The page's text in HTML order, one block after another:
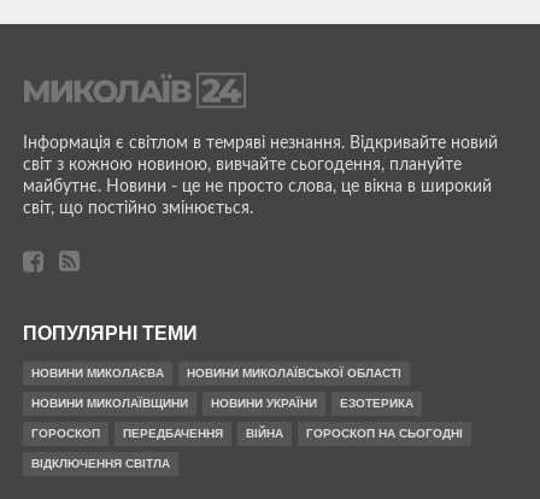
Інформація є світлом в темряві незнання. Відкривайте новий
світ з кожною новиною, вивчайте сьогодення, плануйте
майбутнє. Новини - це не просто слова, це вікна в широкий
світ, що постійно змінюється.
ПОПУЛЯРНІ ТЕМИ
НОВИНИ МИКОЛАЄВА НОВИНИ МИКОЛАЇВСЬКОЇ ОБЛАСТІ
НОВИНИ МИКОЛАЇВЩИНИ НОВИНИ УКРАЇНИ ЕЗОТЕРИКА
ГОРОСКОП ПЕРЕДБАЧЕННЯ ВІЙНА ГОРОСКОП НА СЬОГОДНІ
ВІДКЛЮЧЕННЯ СВІТЛА